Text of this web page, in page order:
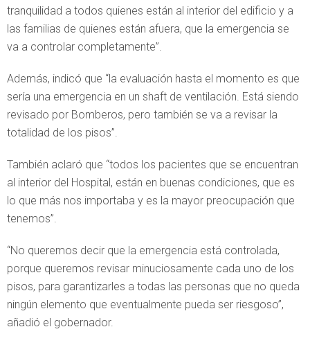
tranquilidad a todos quienes están al interior del edificio y a
las familias de quienes están afuera, que la emergencia se
va a controlar completamente”.
Además, indicó que “la evaluación hasta el momento es que
sería una emergencia en un shaft de ventilación. Está siendo
revisado por Bomberos, pero también se va a revisar la
totalidad de los pisos”.
También aclaró que “todos los pacientes que se encuentran
al interior del Hospital, están en buenas condiciones, que es
lo que más nos importaba y es la mayor preocupación que
tenemos”.
“No queremos decir que la emergencia está controlada,
porque queremos revisar minuciosamente cada uno de los
pisos, para garantizarles a todas las personas que no queda
ningún elemento que eventualmente pueda ser riesgoso”,
añadió el gobernador.